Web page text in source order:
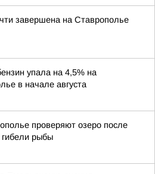
завершена на Ставрополье
упала на 4,5% на
в начале августа
проверяют озеро после
гибели рыбы